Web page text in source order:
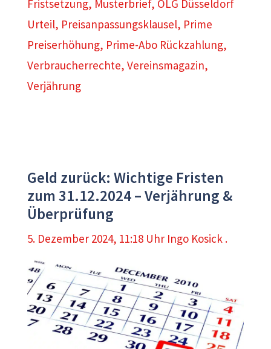
Fristsetzung, Musterbrief, OLG Düsseldorf
Urteil, Preisanpassungsklausel, Prime
Preiserhöhung, Prime-Abo Rückzahlung,
Verbraucherrechte, Vereinsmagazin,
Verjährung
Geld zurück: Wichtige Fristen
zum 31.12.2024 – Verjährung &
Überprüfung
5. Dezember 2024, 11:18 Uhr Ingo Kosick .